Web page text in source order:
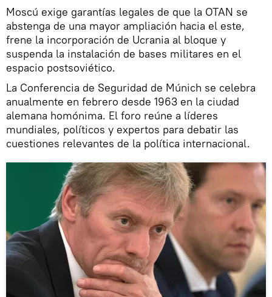
Moscú exige garantías legales de que la OTAN se
abstenga de una mayor ampliación hacia el este,
frene la incorporación de Ucrania al bloque y
suspenda la instalación de bases militares en el
espacio postsoviético.
La Conferencia de Seguridad de Múnich se celebra
anualmente en febrero desde 1963 en la ciudad
alemana homónima. El foro reúne a líderes
mundiales, políticos y expertos para debatir las
cuestiones relevantes de la política internacional.